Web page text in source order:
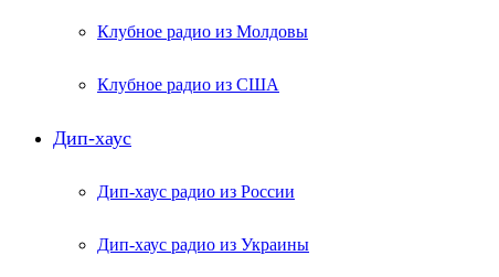
Клубное радио из Молдовы
Клубное радио из США
Дип-хаус
Дип-хаус радио из России
Дип-хаус радио из Украины